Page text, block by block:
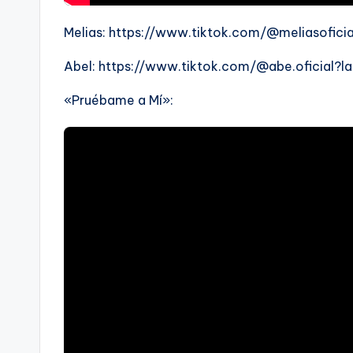
Melias: https://www.tiktok.com/
Abel: https://www.tiktok.com/
«Pruébame a Mí»: